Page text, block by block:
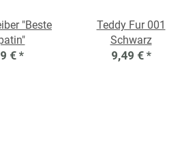
"Beste
€ *
Teddy Fur 001
Schwarz
9,49 € *